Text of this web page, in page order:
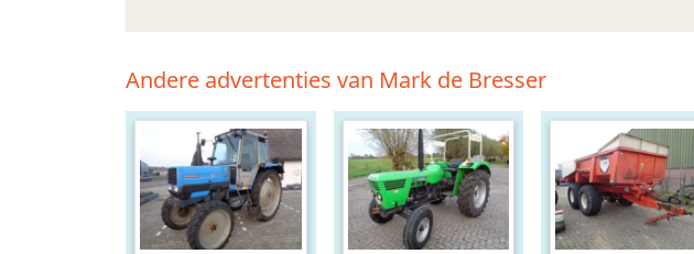
Andere advertenties van Mark de Bresser